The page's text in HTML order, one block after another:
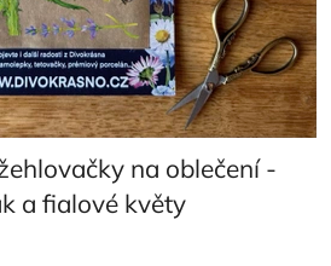
na oblečení -
a fialové květy